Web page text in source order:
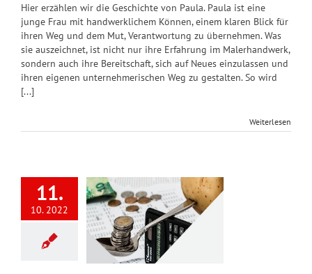
Hier erzählen wir die Geschichte von Paula. Paula ist eine
junge Frau mit handwerklichem Können, einem klaren Blick für
ihren Weg und dem Mut, Verantwortung zu übernehmen. Was
sie auszeichnet, ist nicht nur ihre Erfahrung im Malerhandwerk,
sondern auch ihre Bereitschaft, sich auf Neues einzulassen und
ihren eigenen unternehmerischen Weg zu gestalten. So wird
[...]
Weiterlesen
11.
10. 2022
2022:
der